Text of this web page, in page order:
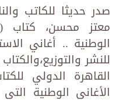
صدر حديثا للكاتب
معتز محسن، كتاب
الوطنية .. أغاني
للنشر
الأغاني الوطنية